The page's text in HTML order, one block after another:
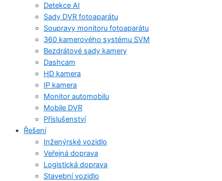
Detekce AI
Sady DVR fotoaparátu
Soupravy monitoru fotoaparátu
360 kamerového systému SVM
Bezdrátové sady kamery
Dashcam
HD kamera
IP kamera
Monitor automobilu
Mobile DVR
Příslušenství
Řešení
Inženýrské vozidlo
Veřejná doprava
Logistická doprava
Stavební vozidlo